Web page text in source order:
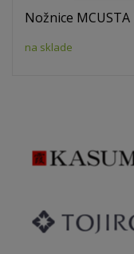
Nožnice
na sklade